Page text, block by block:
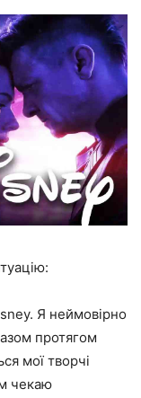
Я неймовірно
протягом
мої творчі
чекаю